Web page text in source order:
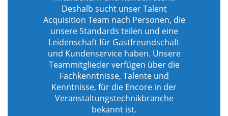
Deshalb sucht unser Talent
Acquisition Team nach Personen, die
unsere Standards teilen und eine
Leidenschaft für Gastfreundschaft
und Kundenservice haben. Unsere
Teammitglieder verfügen über die
Fachkenntnisse, Talente und
Kenntnisse, für die Encore in der
Veranstaltungstechnikbranche
bekannt ist.